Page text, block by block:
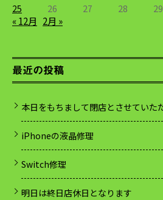
25
26 27 28 29
« 12月 2月 »
最近の投稿
本日をもちまして閉店とさせていた
iPhoneの液晶修理
Switch修理
明日は終日店休日となります